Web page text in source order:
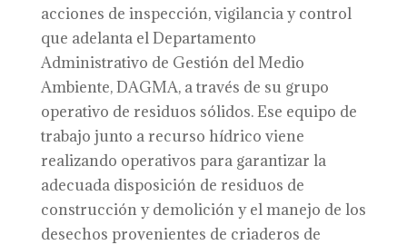
acciones de inspección, vigilancia y control
que adelanta el Departamento
Administrativo de Gestión del Medio
Ambiente, DAGMA, a través de su grupo
operativo de residuos sólidos. Ese equipo de
trabajo junto a recurso hídrico viene
realizando operativos para garantizar la
adecuada disposición de residuos de
construcción y demolición y el manejo de los
desechos provenientes de criaderos de